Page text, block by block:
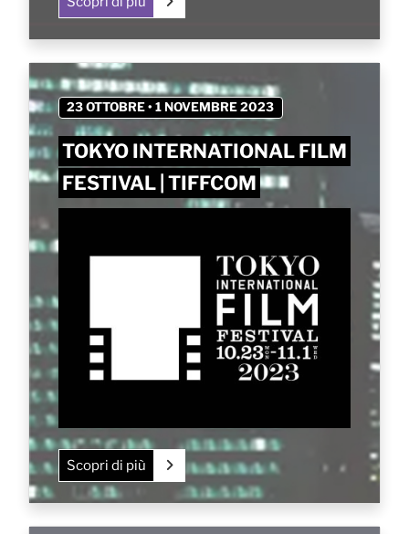
23 OTTOBRE • 1 NOVEMBRE 2023
TOKYO INTERNATIONAL FILM
FESTIVAL | TIFFCOM
Scopri di più